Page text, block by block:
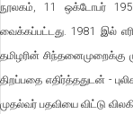
நூலகம், 11 ஒக்டோபர்
வைக்கப்பட்டது. 1981 இல்
தமிழரின்
திறப்பதை எதிர்த்ததுடன் -
முதல்வர் பதவியை விட்டு